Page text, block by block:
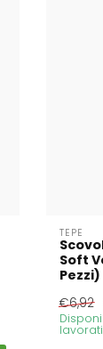
TEPE
Soft
Pezzi)
€6,92